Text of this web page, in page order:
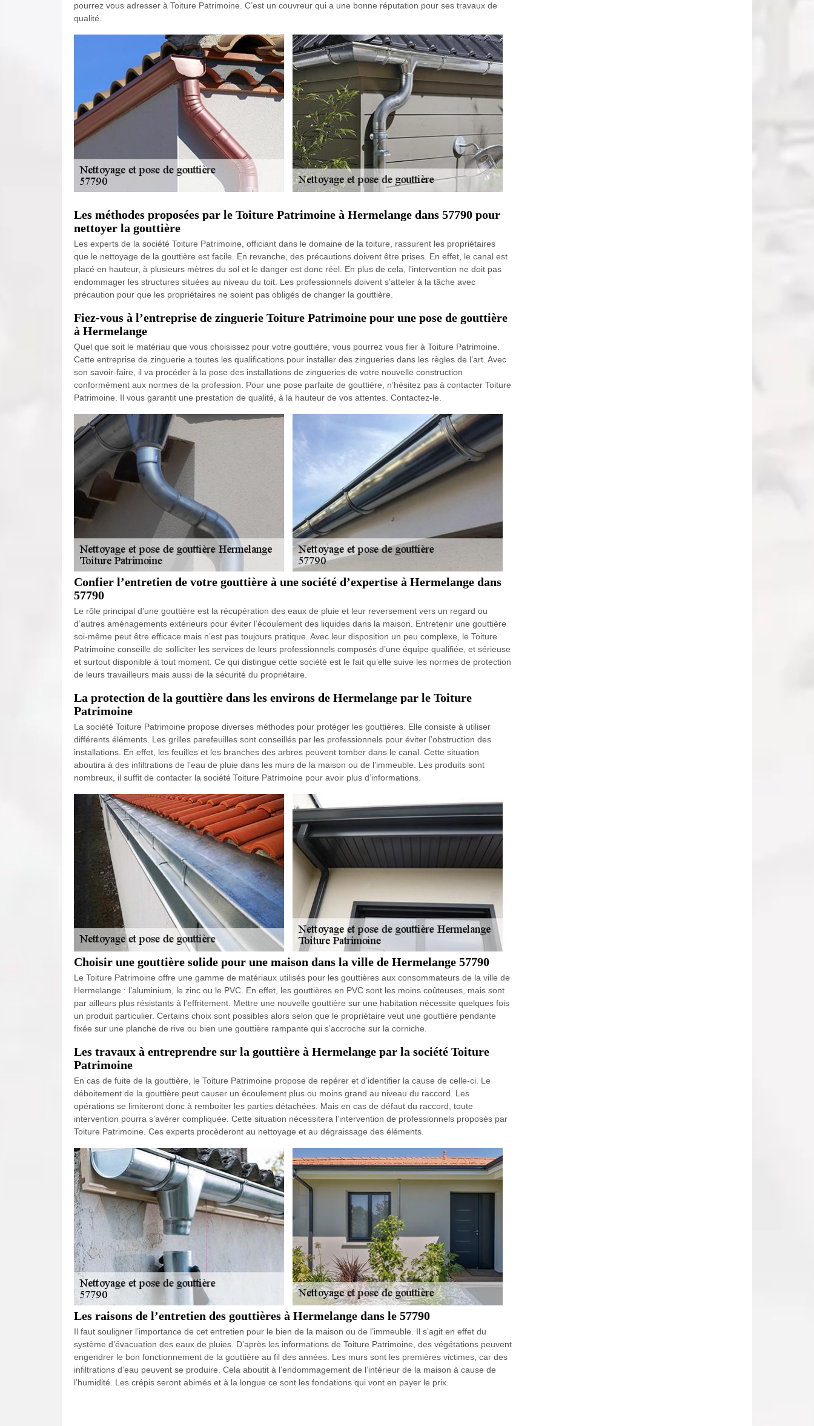
pourrez vous adresser à Toiture Patrimoine. C’est un couvreur qui a une bonne réputation pour ses travaux de
qualité.
Les méthodes proposées par le Toiture Patrimoine à Hermelange dans 57790 pour
nettoyer la gouttière
Les experts de la société Toiture Patrimoine, officiant dans le domaine de la toiture, rassurent les propriétaires
que le nettoyage de la gouttière est facile. En revanche, des précautions doivent être prises. En effet, le canal est
placé en hauteur, à plusieurs mètres du sol et le danger est donc réel. En plus de cela, l’intervention ne doit pas
endommager les structures situées au niveau du toit. Les professionnels doivent s’atteler à la tâche avec
précaution pour que les propriétaires ne soient pas obligés de changer la gouttière.
Fiez-vous à l’entreprise de zinguerie Toiture Patrimoine pour une pose de gouttière
à Hermelange
Quel que soit le matériau que vous choisissez pour votre gouttière, vous pourrez vous fier à Toiture Patrimoine.
Cette entreprise de zinguerie a toutes les qualifications pour installer des zingueries dans les règles de l’art. Avec
son savoir-faire, il va procéder à la pose des installations de zingueries de votre nouvelle construction
conformément aux normes de la profession. Pour une pose parfaite de gouttière, n’hésitez pas à contacter Toiture
Patrimoine. Il vous garantit une prestation de qualité, à la hauteur de vos attentes. Contactez-le.
Confier l’entretien de votre gouttière à une société d’expertise à Hermelange dans
57790
Le rôle principal d’une gouttière est la récupération des eaux de pluie et leur reversement vers un regard ou
d’autres aménagements extérieurs pour éviter l’écoulement des liquides dans la maison. Entretenir une gouttière
soi-même peut être efficace mais n’est pas toujours pratique. Avec leur disposition un peu complexe, le Toiture
Patrimoine conseille de solliciter les services de leurs professionnels composés d’une équipe qualifiée, et sérieuse
et surtout disponible à tout moment. Ce qui distingue cette société est le fait qu’elle suive les normes de protection
de leurs travailleurs mais aussi de la sécurité du propriétaire.
La protection de la gouttière dans les environs de Hermelange par le Toiture
Patrimoine
La société Toiture Patrimoine propose diverses méthodes pour protéger les gouttières. Elle consiste à utiliser
différents éléments. Les grilles parefeuilles sont conseillés par les professionnels pour éviter l’obstruction des
installations. En effet, les feuilles et les branches des arbres peuvent tomber dans le canal. Cette situation
aboutira à des infiltrations de l’eau de pluie dans les murs de la maison ou de l’immeuble. Les produits sont
nombreux, il suffit de contacter la société Toiture Patrimoine pour avoir plus d’informations.
Choisir une gouttière solide pour une maison dans la ville de Hermelange 57790
Le Toiture Patrimoine offre une gamme de matériaux utilisés pour les gouttières aux consommateurs de la ville de
Hermelange : l’aluminium, le zinc ou le PVC. En effet, les gouttières en PVC sont les moins coûteuses, mais sont
par ailleurs plus résistants à l’effritement. Mettre une nouvelle gouttière sur une habitation nécessite quelques fois
un produit particulier. Certains choix sont possibles alors selon que le propriétaire veut une gouttière pendante
fixée sur une planche de rive ou bien une gouttière rampante qui s’accroche sur la corniche.
Les travaux à entreprendre sur la gouttière à Hermelange par la société Toiture
Patrimoine
En cas de fuite de la gouttière, le Toiture Patrimoine propose de repérer et d’identifier la cause de celle-ci. Le
déboitement de la gouttière peut causer un écoulement plus ou moins grand au niveau du raccord. Les
opérations se limiteront donc à remboiter les parties détachées. Mais en cas de défaut du raccord, toute
intervention pourra s’avérer compliquée. Cette situation nécessitera l’intervention de professionnels proposés par
Toiture Patrimoine. Ces experts procèderont au nettoyage et au dégraissage des éléments.
Les raisons de l’entretien des gouttières à Hermelange dans le 57790
Il faut souligner l’importance de cet entretien pour le bien de la maison ou de l’immeuble. Il s’agit en effet du
système d’évacuation des eaux de pluies. D’après les informations de Toiture Patrimoine, des végétations peuvent
engendrer le bon fonctionnement de la gouttière au fil des années. Les murs sont les premières victimes, car des
infiltrations d’eau peuvent se produire. Cela aboutit à l’endommagement de l’intérieur de la maison à cause de
l’humidité. Les crépis seront abimés et à la longue ce sont les fondations qui vont en payer le prix.